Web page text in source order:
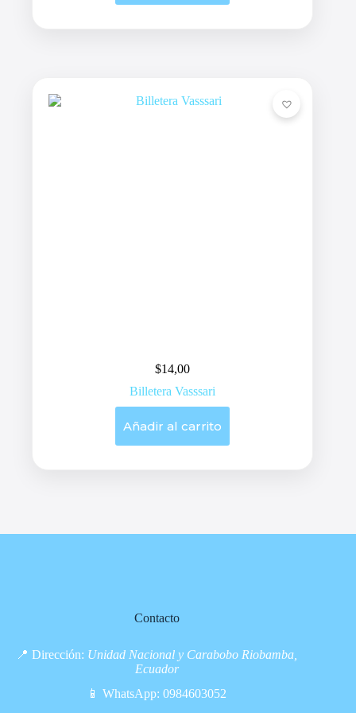
$14,00
Billetera Vasssari
Añadir al carrito
Contacto
📍 Dirección: Unidad Nacional y Carabobo Riobamba,
Ecuador
📱 WhatsApp:0984603052